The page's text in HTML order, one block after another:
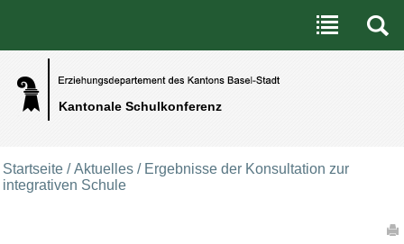
Kantonale Schulkonferenz
Benutzerspezifische Werkzeuge
Direkt zum Inhalt|Direkt zur Navigation
Startseite /Aktuelles / Ergebnisse der Konsultation zur
integrativen Schule